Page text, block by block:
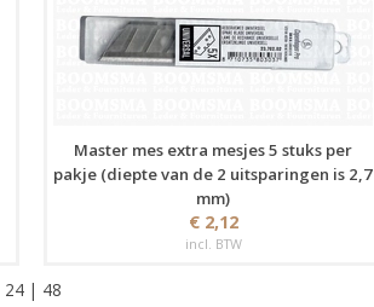
Master mes extra mesjes 5 stuks per
pakje (diepte van de 2 uitsparingen is 2,7
mm)
€ 2,12
incl. BTW
24 | 48